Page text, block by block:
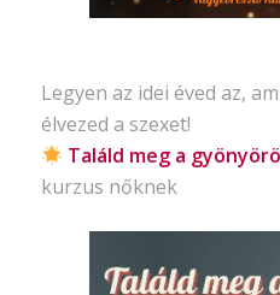
Legyen az idei éved az,
élvezed a szexet!
Találd meg a
kurzus nőknek